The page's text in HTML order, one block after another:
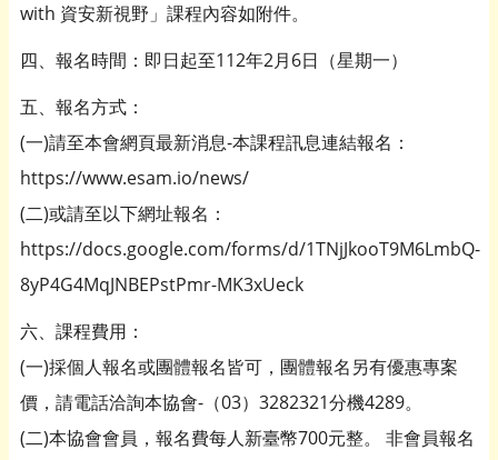
with 資安新視野」課程內容如附件。
四、報名時間：即日起至112年2月6日（星期一）
五、報名方式：
(一)請至本會網頁最新消息-本課程訊息連結報名：
https://www.esam.io/news/
(二)或請至以下網址報名：
https://docs.google.com/forms/d/1TNjJkooT9M6LmbQ-
8yP4G4MqJNBEPstPmr-MK3xUeck
六、課程費用：
(一)採個人報名或團體報名皆可，團體報名另有優惠專案
價，請電話洽詢本協會-（03）3282321分機4289。
(二)本協會會員，報名費每人新臺幣700元整。 非會員報名